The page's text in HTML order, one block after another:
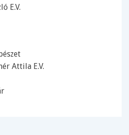
E.V.
Attila E.V.